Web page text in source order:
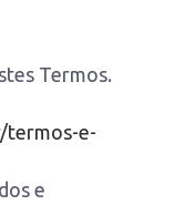
Termos.
termos-e-
e